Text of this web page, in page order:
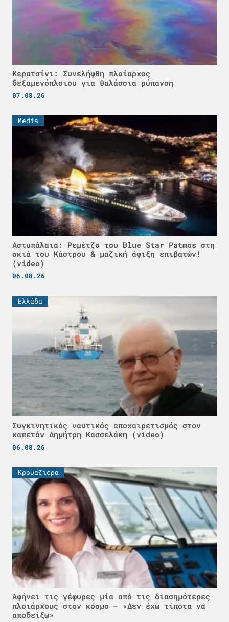
Κερατσίνι: Συνελήφθη πλοίαρχος
δεξαμενόπλοιου για θαλάσσια ρύπανση
07.08.26
Media
Αστυπάλαια: Ρεμέτζο του Blue Star Patmos στη
σκιά του Κάστρου & μαζική άφιξη επιβατών!
(video)
06.08.26
Ελλάδα
Συγκινητικός ναυτικός αποχαιρετισμός στον
καπετάν Δημήτρη Κασσελάκη (video)
06.08.26
Κρουαζιέρα
Αφήνει τις γέφυρες μία από τις διασημότερες
πλοιάρχους στον κόσμο – «Δεν έχω τίποτα να
αποδείξω»